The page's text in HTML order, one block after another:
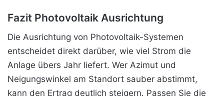
Fazit Photovoltaik Ausrichtung
Die Ausrichtung von Photovoltaik-Systemen
entscheidet direkt darüber, wie viel Strom die
Anlage übers Jahr liefert. Wer Azimut und
Neigungswinkel am Standort sauber abstimmt,
kann den Ertrag deutlich steigern. Passen Sie die